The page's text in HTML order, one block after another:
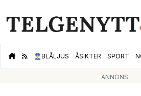
👮🏻‍♂️BLÅLJUS ÅSIKTER SPORT
ANNONS